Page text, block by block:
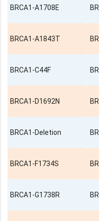
BRCA1-A1708E
BRCA1-A1843T
BRCA1-C44F
BRCA1-D1692N
BRCA1-Deletion
BRCA1-F1734S
BRCA1-G1738R